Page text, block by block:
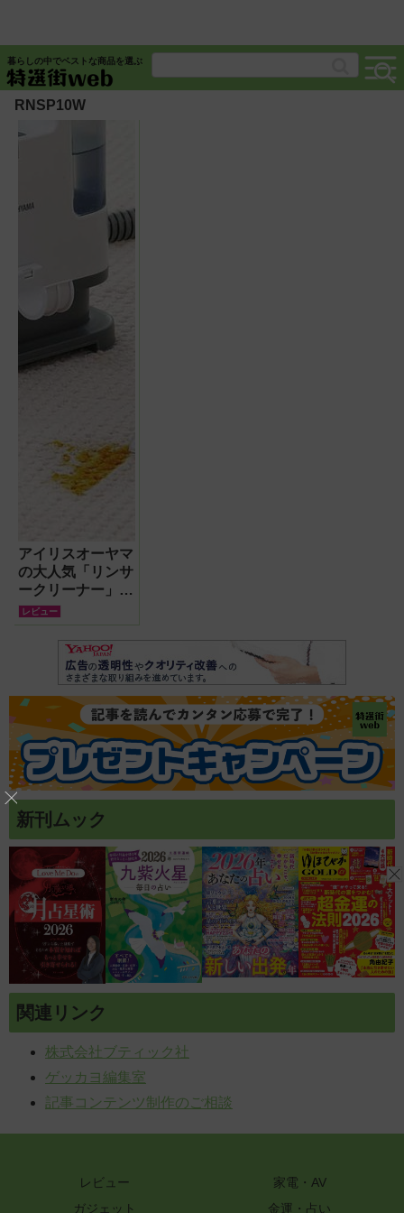
暮らしの中でベストな商品を選ぶ
RNSP10W
アイリスオーヤマ
の大人気「リンサ
ークリーナー」が
進化!初代と変わ
レビュー
新刊ムック
関連リンク
株式会社ブティック社
ゲッカヨ編集室
記事コンテンツ制作のご相談
レビュー
家電・AV
ガジェット
金運・占い